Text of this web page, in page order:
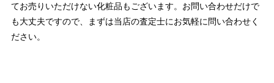
てお売りいただけない化粧品もございます。お問い合わせだけで
も大丈夫ですので、まずは当店の査定士にお気軽に問い合わせく
ださい。